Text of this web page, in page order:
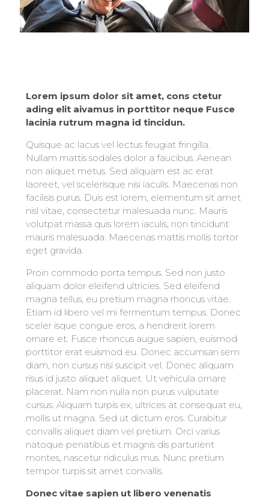
Lorem ipsum dolor sit amet, cons ctetur
ading elit aivamus in porttitor neque Fusce
lacinia rutrum magna id tincidun.
Quisque ac lacus vel lectus feugiat fringilla.
Nullam mattis sodales dolor a faucibus. Aenean
non aliquet metus. Sed aliquam est ac erat
laoreet, vel scelerisque nisi iaculis. Maecenas non
facilisis purus. Duis est lorem, elementum sit amet
nisl vitae, consectetur malesuada nunc. Mauris
volutpat massa quis lorem iaculis, non tincidunt
mauris malesuada. Maecenas mattis mollis tortor
eget gravida.
Proin commodo porta tempus. Sed non justo
aliquam dolor eleifend ultricies. Sed eleifend
magna tellus, eu pretium magna rhoncus vitae.
Etiam id libero vel mi fermentum tempus. Donec
sceler isque congue eros, a hendrerit lorem
ornare et. Fusce rhoncus augue sapien, euismod
porttitor erat euismod eu. Donec accumsan sem
diam, non cursus nisi suscipit vel. Donec aliquam
risus id justo aliquet aliquet. Ut vehicula ornare
placerat. Nam non nulla non purus vulputate
cursus. Aliquam turpis ex, ultrices at consequat eu,
mollis ut magna. Sed ut dictum eros. Curabitur
convallis aliquet diam vel pretium. Orci varius
natoque penatibus et magnis dis parturient
montes, nascetur ridiculus mus. Nunc pretium
tempor turpis sit amet convallis.
Donec vitae sapien ut libero venenatis